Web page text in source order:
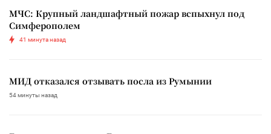
МЧС: Крупный ландшафтный пожар вспыхнул под
Симферополем
41 минута назад
МИД отказался отзывать посла из Румынии
54 минуты назад